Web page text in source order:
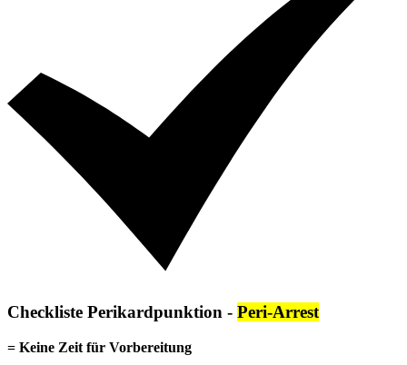
Checkliste Perikardpunktion - Peri-Arrest
= Keine Zeit für Vorbereitung